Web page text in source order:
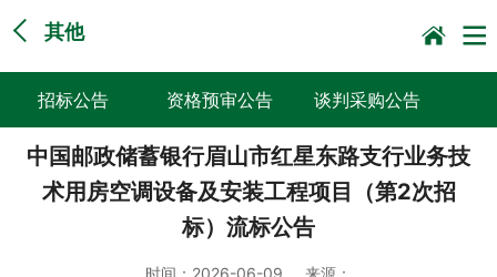
其他
招标公告 资格预审公告 谈判采购公告
询比采购公告 竞价采购公告 中标候选人公示
采购征求意见公告 其他
中国邮政储蓄银行眉山市红星东路支行业务技
术用房空调设备及安装工程项目（第2次招
标）流标公告
时间： 2026-06-09 来源：